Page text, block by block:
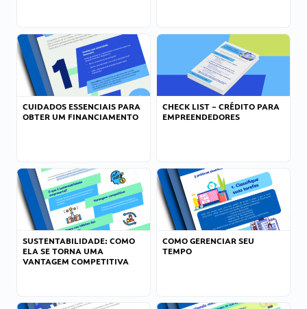
CUIDADOS ESSENCIAIS PARA
OBTER UM FINANCIAMENTO
CHECK LIST – CRÉDITO PARA
EMPREENDEDORES
SUSTENTABILIDADE: COMO
ELA SE TORNA UMA
VANTAGEM COMPETITIVA
COMO GERENCIAR SEU
TEMPO